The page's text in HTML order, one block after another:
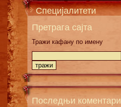
Специјалитети
Претрага сајта
Тражи кафану по имену
Последњи коментари